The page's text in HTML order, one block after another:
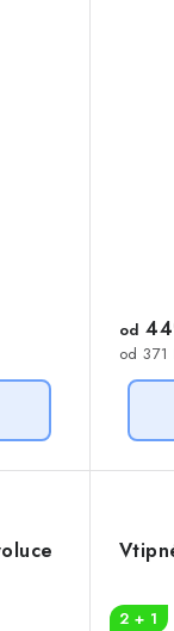
od 371
od
2 + 1